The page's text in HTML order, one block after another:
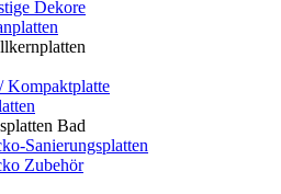
Dekore
Kompaktplatte
Bad
Sanierungsplatten
Zubehör